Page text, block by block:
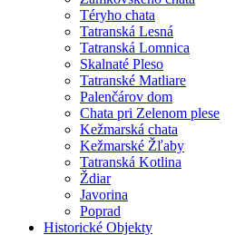
Téryho chata
Tatranská Lesná
Tatranská Lomnica
Skalnaté Pleso
Tatranské Matliare
Palenčárov dom
Chata pri Zelenom plese
Kežmarská chata
Kežmarské Žľaby
Tatranská Kotlina
Ždiar
Javorina
Poprad
Historické Objekty